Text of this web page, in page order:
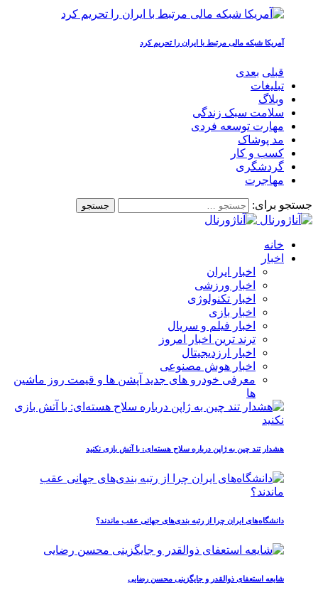
آمریکا شبکه مالی مرتبط با ایران را تحریم کرد
قبلی بعدی
تبلیغات
وبلاگ
سلامت سبک زندگی
مهارت توسعه فردی
مد پوشاک
کسب و کار
گردشگری
مهاجرت
جستجو برای:
خانه
اخبار
اخبار ایران
اخبار ورزشی
اخبار تکنولوژی
اخبار بازی
اخبار فیلم و سریال
ترند ترین اخبار امروز
اخبار ارزدیجیتال
اخبار هوش مصنوعی
معرفی خودرو های جدید آپشن‌ ها و قیمت روز ماشین‌
ها
هشدار تند چین به ژاپن درباره سلاح هسته‌ای: با آتش بازی نکنید
دانشگاه‌های ایران چرا از رتبه‌ بندی‌های جهانی عقب ماندند؟
شایعه استعفای ذوالقدر و جایگزینی محسن رضایی